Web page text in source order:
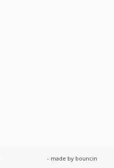
- made by bouncin